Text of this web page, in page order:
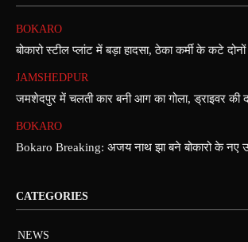
BOKARO
बोकारो स्टील प्लांट में बड़ा हादसा, ठेका कर्मी के कटे
JAMSHEDPUR
जमशेदपुर में चलती कार बनी आग का गोला, ड्राइवर की
BOKARO
Bokaro Breaking: अजय नाथ झा बने बोकारो के नए
CATEGORIES
NEWS